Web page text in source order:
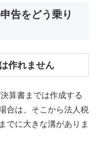
告をどう乗り
作れません
算書までは作成する
合は、そこから法人税
でに大きな溝がありま